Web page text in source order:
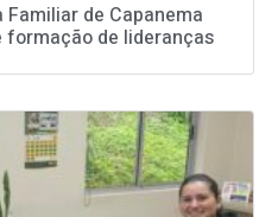
de Capanema
formação de lideranças